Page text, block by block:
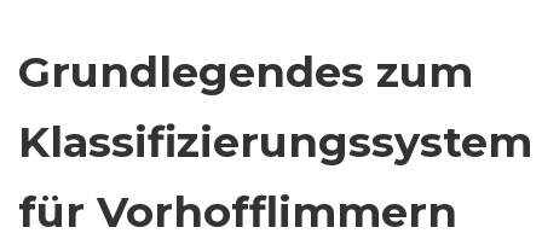
Grundlegendes zum
Klassifizierungssystem
für Vorhofflimmern